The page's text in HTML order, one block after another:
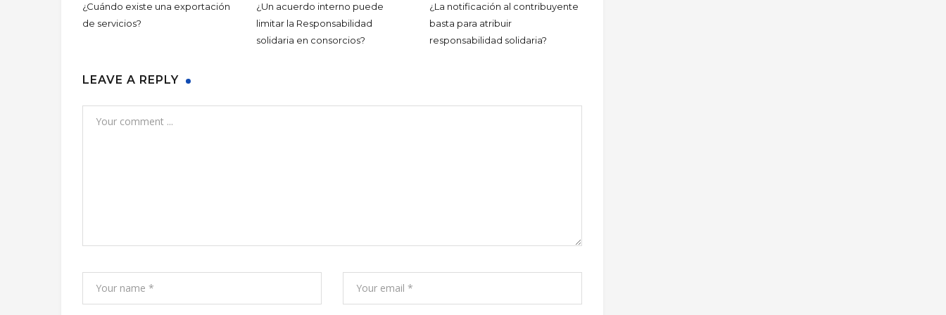
¿Cuándo existe una exportación
de servicios?
¿Un acuerdo interno puede
limitar la Responsabilidad
solidaria en consorcios?
¿La notificación al contribuyente
basta para atribuir
responsabilidad solidaria?
LEAVE A REPLY